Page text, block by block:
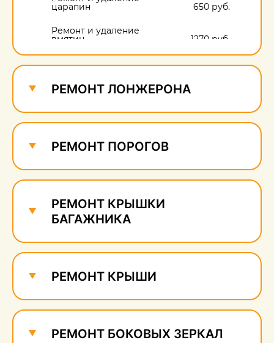
царапин 650 руб.
Ремонт и удаление
вмятин 1270 руб.
Ремонт и удаление
РЕМОНТ ЛОНЖЕРОНА
РЕМОНТ ПОРОГОВ
РЕМОНТ КРЫШКИ
БАГАЖНИКА
РЕМОНТ КРЫШИ
РЕМОНТ БОКОВЫХ ЗЕРКАЛ